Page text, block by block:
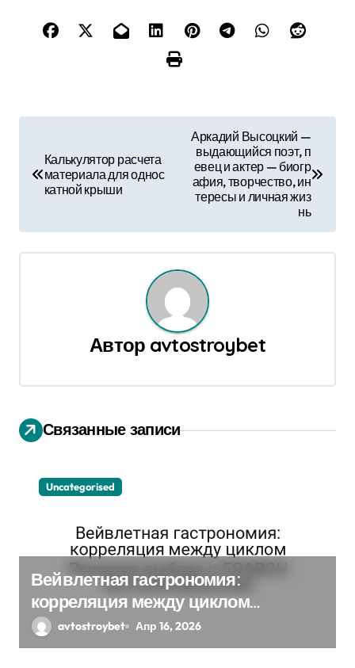
и
г
я
п
п
и
я
Калькулятор расчета
материала для однос
катной крыши
Аркадий Высоцкий —
выдающийся поэт, п
евец и актер — биогр
афия, творчество, ин
тересы и личная жиз
нь
Автор avtostroybet
Связанные записи
Uncategorised
Вейвлетная гастрономия:
корреляция между циклом
Решения выбора и EGARCH
экспоненциальная
avtostroybet Апр 16, 2026